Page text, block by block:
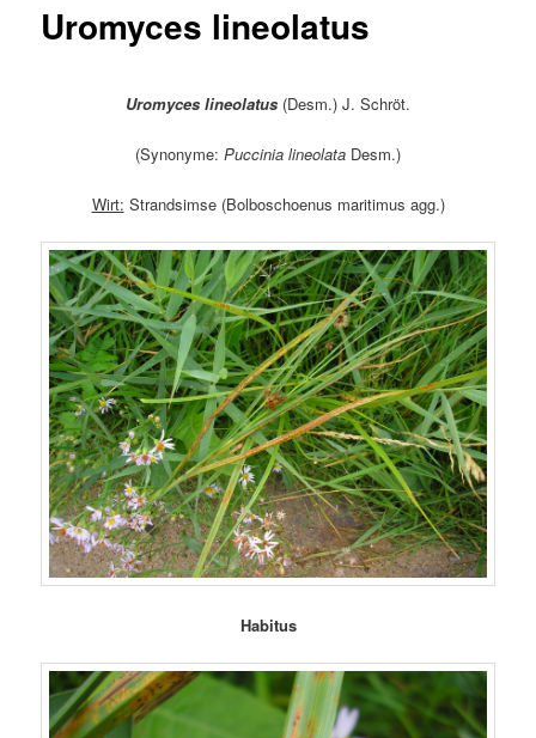
Uromyces lineolatus
Uromyces lineolatus (Desm.) J. Schröt.
(Synonyme: Puccinia lineolata Desm.)
Wirt: Strandsimse (Bolboschoenus maritimus agg.)
Habitus